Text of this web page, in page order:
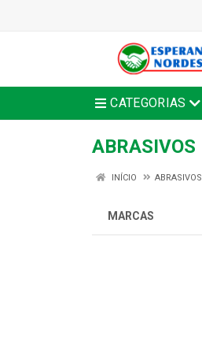
CATEGORIAS
ABRASIVOS
INÍCIO ABRASIVOS
MARCAS